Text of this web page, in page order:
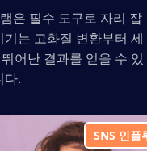
은 필수 도구로 자리 잡
는 고화질 변환부터 세
어난 결과를 얻을 수 있
다.